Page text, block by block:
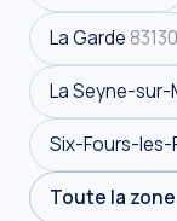
La Garde 83130
La Seyne-sur-
Six-Fours-les-
Toute la